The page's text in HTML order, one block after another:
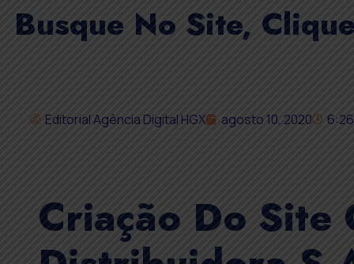
Busque No Site,
Editorial Agência Digital HGX agosto 10, 2020
Criação Do Site